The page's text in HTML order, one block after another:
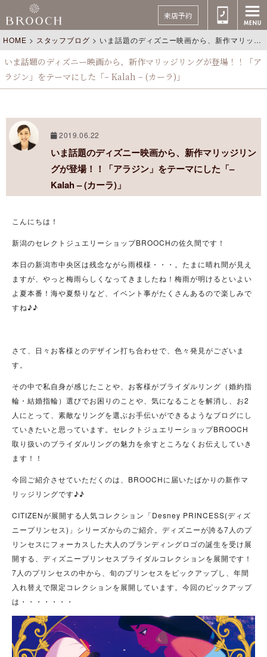
来店予約
HOME > スタッフブログ > いま話題のディズニー映画から、新作マリッジリングが登場！！「アラジン」をテーマにした「– Kalah – (カーラ)」
いま話題のディズニー映画から、新作マリッジリングが登場！！「ア
ラジン」をテーマにした「– Kalah – (カーラ)」
2019.06.22
いま話題のディズニー映画から、新作マリッジリン
グが登場！！「アラジン」をテーマにした「–
Kalah – (カーラ)」
こんにちは！
新潟のセレクトジュエリーショップBROOCHの佐久間です！
本日の新潟市中央区は残念ながら雨模様・・・。たまに晴れ間が見え
ますが、やっと梅雨らしくなってきましたね！梅雨が明けるといよい
よ夏本番！海や夏祭りなど、イベント事がたくさんあるので楽しみで
すね♪♪
さて、日々お客様とのデザイン打ち合わせで、色々発見がございま
す。
その中で私自身が感じたことや、お客様がブライダルリング（婚約指
輪・結婚指輪）選びでお困りのことや、気になることを解消し、お2
人にとって、素敵なリングを選ぶお手伝いができるようなブログにし
ていきたいと思っています。セレクトジュエリーショップBROOCH
取り扱いのブライダルリングの魅力を余すところなくお伝えしていき
ます！！
今回ご紹介させていただくのは、BROOCHに届いたばかりの新作マ
リッジリングです♪♪
CITIZENが展開する人気コレクション「Desney PRINCESS(ディズ
ニープリンセス)」シリーズからのご紹介。ディズニーが誇る7人のプ
リンセスにフォーカスした大人のブランディングロゴの誕生を受け展
開する、ディズニープリンセスブライダルコレクションを展開です！
7人のプリンセスの中から、旬のプリンセスをピックアップし、年間
入れ替えで限定コレクションを展開しています。今回のピックアップ
は・・・・・・・